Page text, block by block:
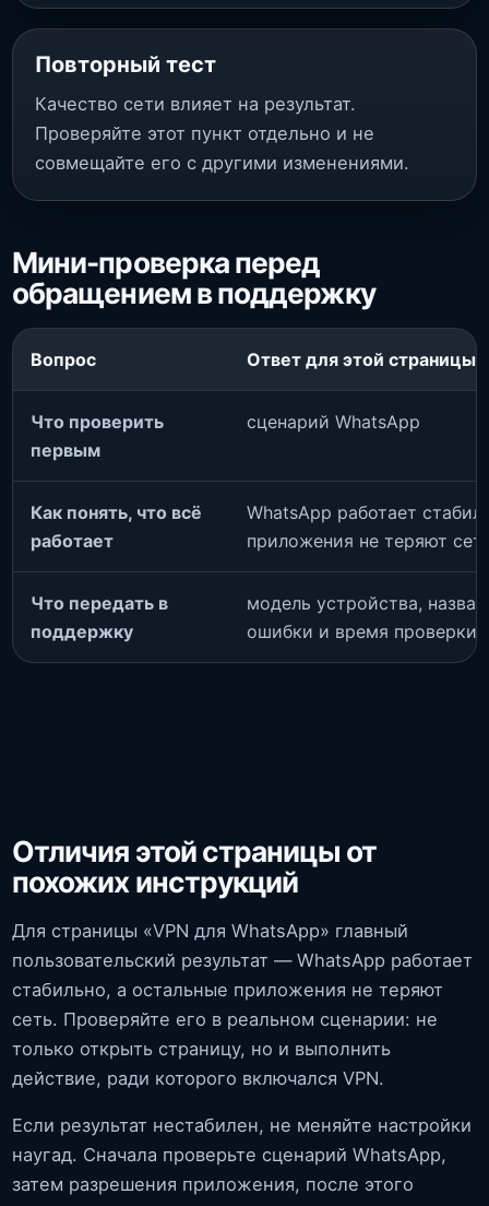
Повторный тест
Качество сети влияет на результат.
Проверяйте этот пункт отдельно и не
совмещайте его с другими изменениями.
Мини-проверка перед
обращением в поддержку
Вопрос Ответ для этой страницы
Что проверить
первым
сценарий WhatsApp
Как понять, что всё
работает
WhatsApp работает
приложения не теряют
Что передать в
поддержку
модель устройства,
ошибки и время проверки
Отличия этой страницы от
похожих инструкций
Для страницы «VPN для WhatsApp» главный
пользовательский результат — WhatsApp работает
стабильно, а остальные приложения не теряют
сеть. Проверяйте его в реальном сценарии: не
только открыть страницу, но и выполнить
действие, ради которого включался VPN.
Если результат нестабилен, не меняйте настройки
наугад. Сначала проверьте сценарий WhatsApp,
затем разрешения приложения, после этого